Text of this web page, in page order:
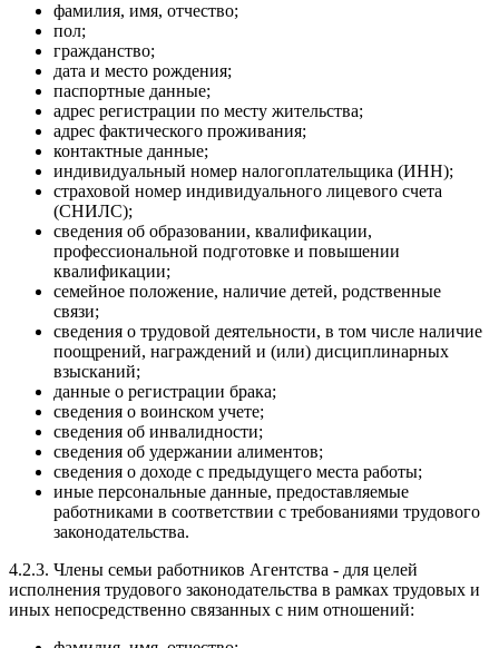
фамилия, имя, отчество;
пол;
гражданство;
дата и место рождения;
паспортные данные;
адрес регистрации по месту жительства;
адрес фактического проживания;
контактные данные;
индивидуальный номер налогоплательщика (ИНН);
страховой номер индивидуального лицевого счета
(СНИЛС);
сведения об образовании, квалификации,
профессиональной подготовке и повышении
квалификации;
семейное положение, наличие детей, родственные
связи;
сведения о трудовой деятельности, в том числе наличие
поощрений, награждений и (или) дисциплинарных
взысканий;
данные о регистрации брака;
сведения о воинском учете;
сведения об инвалидности;
сведения об удержании алиментов;
сведения о доходе с предыдущего места работы;
иные персональные данные, предоставляемые
работниками в соответствии с требованиями трудового
законодательства.
4.2.3. Члены семьи работников Агентства - для целей
исполнения трудового законодательства в рамках трудовых и
иных непосредственно связанных с ним отношений: